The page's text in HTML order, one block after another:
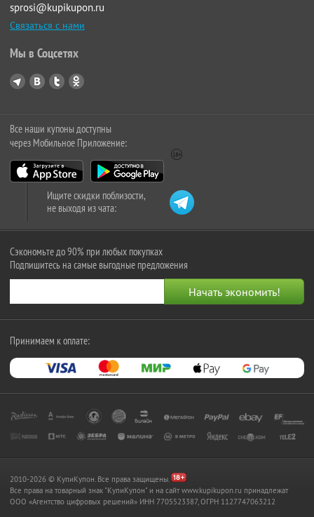
sprosi@kupikupon.ru
Связаться с нами
Мы в Соцсетях
Все наши купоны доступны
через Мобильное Приложение:
Ищите скидки поблизости,
не выходя из чата:
Сэкономьте до 90% при любых покупках
Подпишитесь на самые выгодные предложения
Принимаем к оплате:
2010-2026 © КупиКупон. Все права защищены.
Все права на товарный знак "КупиКупон" и на сайт www.kupikupon.ru принадлежат
OOO «Агентство цифровых решений» ИНН 7705523387, ОГРН 1127747063212